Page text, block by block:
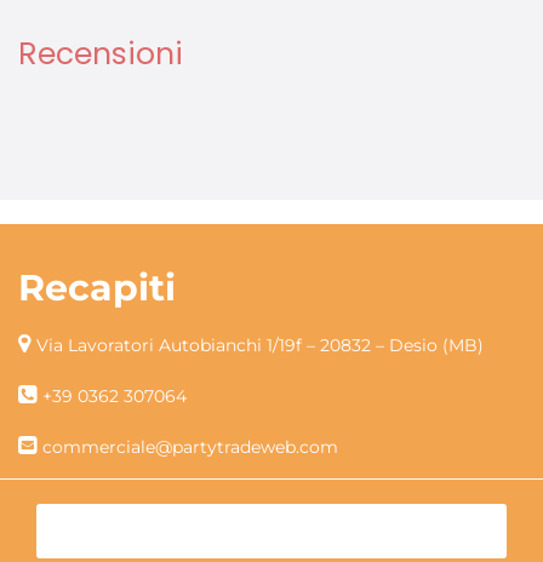
Recensioni
Recapiti
Via Lavoratori Autobianchi 1/19f – 20832 – Desio (MB)
+39 0362 307064
commerciale@partytradeweb.com